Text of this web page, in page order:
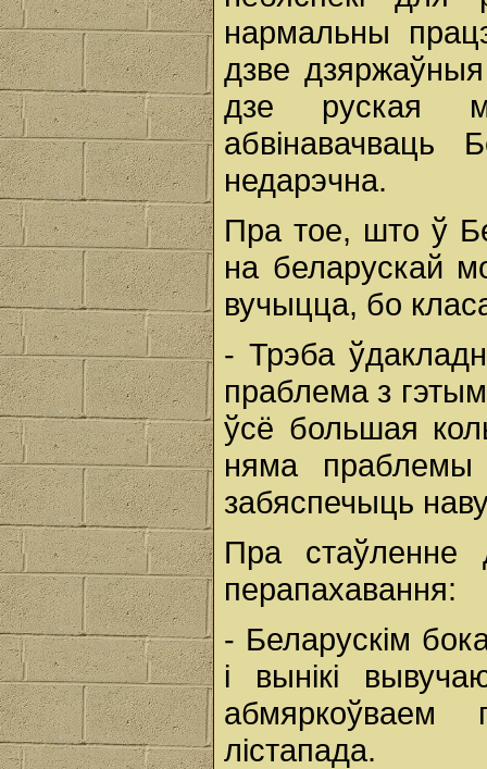
нармальны
дзве
дзе руская
абвінавачваць
недарэчна.
Пра тое, што ў
на беларускай
вучыцца, бо
- Трэба
праблема з
ўсё большая
няма
забяспечыць
Пра стаўленне
перапахавання:
- Беларускім
і вынікі
абмяркоўваем
лістапада.